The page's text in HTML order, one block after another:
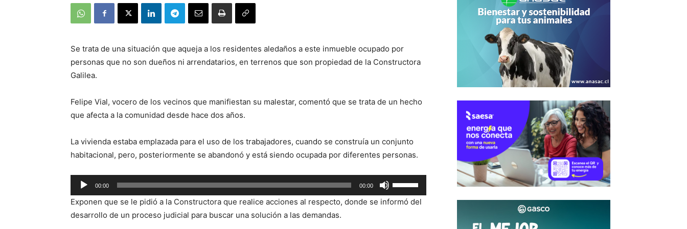
Se trata de una situación que aqueja a los residentes aledaños a este inmueble ocupado por
personas que no son dueños ni arrendatarios, en terrenos que son propiedad de la Constructora
Galilea.
Felipe Vial, vocero de los vecinos que manifiestan su malestar, comentó que se trata de un hecho
que afecta a la comunidad desde hace dos años.
La vivienda estaba emplazada para el uso de los trabajadores, cuando se construía un conjunto
habitacional, pero, posteriormente se abandonó y está siendo ocupada por diferentes personas.
Reproductor
de
audio
00:00 00:00
las
teclas
Exponen que se le pidió a la Constructora que realice acciones al respecto, donde se informó del
desarrollo de un proceso judicial para buscar una solución a las demandas.